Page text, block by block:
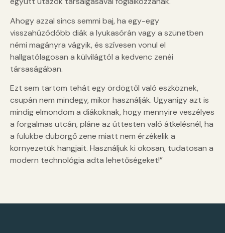
Ahogy azzal sincs semmi baj, ha egy-egy
visszahúzódóbb diák a lyukasórán vagy a szünetben
némi magányra vágyik, és szívesen vonul el
hallgatólagosan a külvilágtól a kedvenc zenéi
társaságában.
Ezt sem tartom tehát egy ördögtől való eszköznek,
csupán nem mindegy, mikor használják. Ugyanígy azt is
mindig elmondom a diákoknak, hogy mennyire veszélyes
a forgalmas utcán, pláne az úttesten való átkelésnél, ha
a fülükbe dübörgő zene miatt nem érzékelik a
környezetük hangjait. Használjuk ki okosan, tudatosan a
modern technológia adta lehetőségeket!”